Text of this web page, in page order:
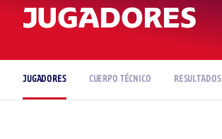
JUGADORES
JUGADORES CUERPO TÉCNICO RESULTADOS